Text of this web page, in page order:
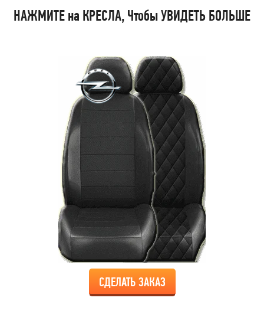
НАЖМИТЕ на КРЕСЛА, Чтобы УВИДЕТЬ БОЛЬШЕ
СДЕЛАТЬ ЗАКАЗ